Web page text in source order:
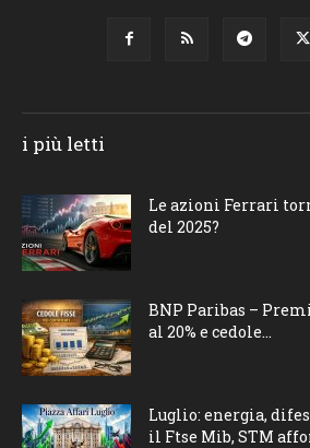
i più letti
Le azioni Ferrari
del 2025?
BNP Paribas –
al 20% e cedole...
Luglio: energia,
il Ftse Mib, STM